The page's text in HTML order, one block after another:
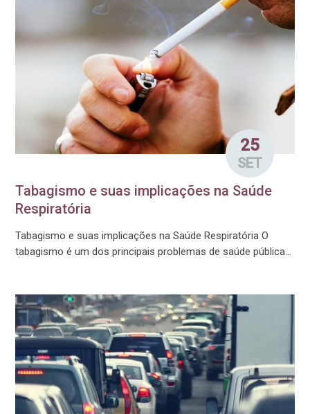
25
SET
Tabagismo e suas implicações na Saúde
Respiratória
Tabagismo e suas implicações na Saúde Respiratória O
tabagismo é um dos principais problemas de saúde pública...